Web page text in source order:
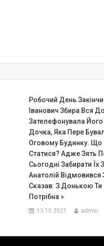
Робочий День
Іванович Збира Вся
Зателефонувала
Дочка, Яка Пере
Оговому Будинку. Що
Статися? Адже Зять
Сьогодні Забирати Їх
Анатолій Відмовився
Сказав: З Донькою Ти
Потрібна »
13.10.2021 admin